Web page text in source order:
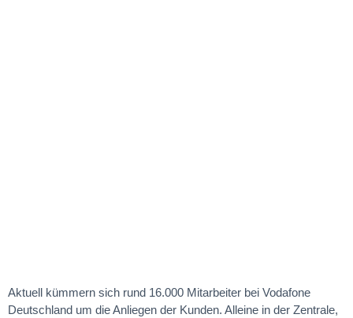
Aktuell kümmern sich rund 16.000 Mitarbeiter bei Vodafone
Deutschland um die Anliegen der Kunden. Alleine in der Zentrale,